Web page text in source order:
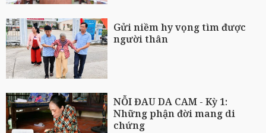
Gửi niềm hy vọng tìm được
người thân
NỖI ĐAU DA CAM - Kỳ 1:
Những phận đời mang di
chứng